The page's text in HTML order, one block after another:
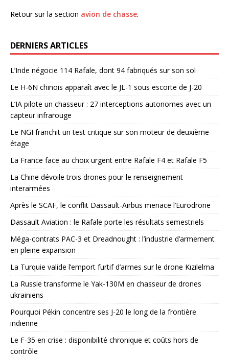
Retour sur la section avion de chasse.
DERNIERS ARTICLES
L’Inde négocie 114 Rafale, dont 94 fabriqués sur son sol
Le H-6N chinois apparaît avec le JL-1 sous escorte de J-20
L’IA pilote un chasseur : 27 interceptions autonomes avec un
capteur infrarouge
Le NGI franchit un test critique sur son moteur de deuxième
étage
La France face au choix urgent entre Rafale F4 et Rafale F5
La Chine dévoile trois drones pour le renseignement
interarmées
Après le SCAF, le conflit Dassault-Airbus menace l’Eurodrone
Dassault Aviation : le Rafale porte les résultats semestriels
Méga-contrats PAC-3 et Dreadnought : l’industrie d’armement
en pleine expansion
La Turquie valide l’emport furtif d’armes sur le drone Kızılelma
La Russie transforme le Yak-130M en chasseur de drones
ukrainiens
Pourquoi Pékin concentre ses J-20 le long de la frontière
indienne
Le F-35 en crise : disponibilité chronique et coûts hors de
contrôle